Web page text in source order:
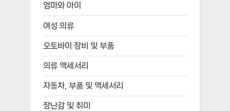
엄마와 아이
여성 의류
오토바이 장비 및 부품
의류 액세서리
자동차, 부품 및 액세서리
장난감 및 취미